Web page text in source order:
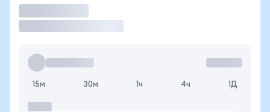
15м 30м 1ч 4ч 1Д